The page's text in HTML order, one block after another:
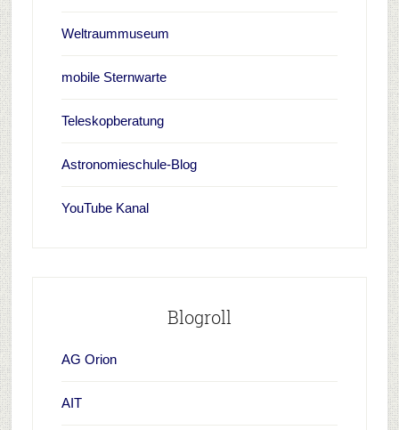
Weltraummuseum
mobile Sternwarte
Teleskopberatung
Astronomieschule-Blog
YouTube Kanal
Blogroll
AG Orion
AIT